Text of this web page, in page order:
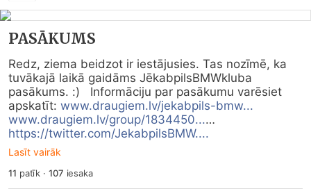
PASĀKUMS
Redz, ziema beidzot ir iestājusies. Tas nozīmē, ka
tuvākajā laikā gaidāms JēkabpilsBMWkluba
pasākums. :)   Informāciju par pasākumu varēsiet
apskatīt: www.draugiem.lv/jekabpils-bmw...
www.draugiem.lv/group/1834450...
https://twitter.com/JekabpilsBMW....
Lasīt vairāk
11 patīk · 107 iesaka